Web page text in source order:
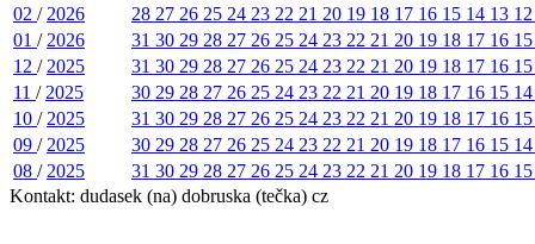
02 / 2026 28 27 26 25 24 23 22 21 20 19 18 17 16 15 14 13
01 / 2026 31 30 29 28 27 26 25 24 23 22 21 20 19 18 17 16
12 / 2025 31 30 29 28 27 26 25 24 23 22 21 20 19 18 17 16
11 / 2025 30 29 28 27 26 25 24 23 22 21 20 19 18 17 16 15
10 / 2025 31 30 29 28 27 26 25 24 23 22 21 20 19 18 17 16
09 / 2025 30 29 28 27 26 25 24 23 22 21 20 19 18 17 16 15
08 / 2025 31 30 29 28 27 26 25 24 23 22 21 20 19 18 17 16
Kontakt: dudasek (na) dobruska (tečka) cz